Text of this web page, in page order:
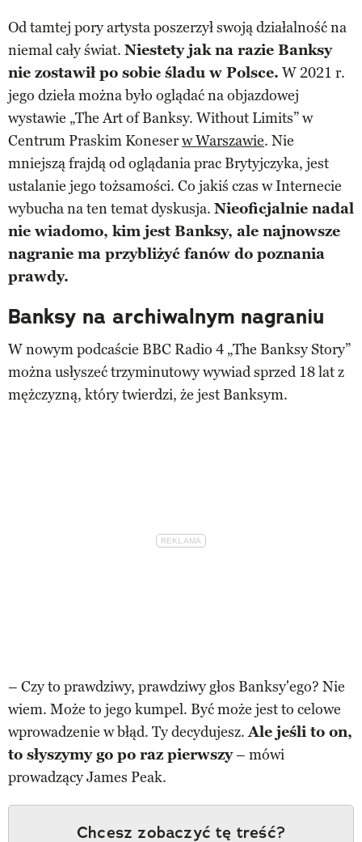
Od tamtej pory artysta poszerzył swoją działalność na
niemal cały świat. Niestety jak na razie Banksy
nie zostawił po sobie śladu w Polsce. W 2021 r.
jego dzieła można było oglądać na objazdowej
wystawie „The Art of Banksy. Without Limits” w
Centrum Praskim Koneserw Warszawie. Nie
mniejszą frajdą od oglądania prac Brytyjczyka, jest
ustalanie jego tożsamości. Co jakiś czas w Internecie
wybucha na ten temat dyskusja. Nieoficjalnie nadal
nie wiadomo, kim jest Banksy, ale najnowsze
nagranie ma przybliżyć fanów do poznania
prawdy.
Banksy na archiwalnym nagraniu
W nowym podcaście BBC Radio 4 „The Banksy Story”
można usłyszeć trzyminutowy wywiad sprzed 18 lat z
mężczyzną, który twierdzi, że jest Banksym.
– Czy to prawdziwy, prawdziwy głos Banksy'ego? Nie
wiem. Może to jego kumpel. Być może jest to celowe
wprowadzenie w błąd. Ty decydujesz.Ale jeśli to on,
to słyszymy go po raz pierwszy– mówi
prowadzący James Peak.
Chcesz zobaczyć tę treść?